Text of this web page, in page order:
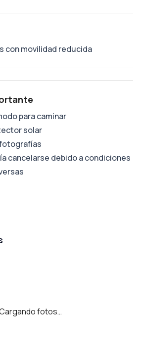
con movilidad reducida
para caminar
solar
cancelarse debido a condiciones
fotos…